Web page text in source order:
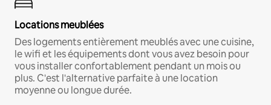
Locations meublées
Des logements entièrement meublés avec une cuisine,
le wifi et les équipements dont vous avez besoin pour
vous installer confortablement pendant un mois ou
plus. C'est l'alternative parfaite à une location
moyenne ou longue durée.